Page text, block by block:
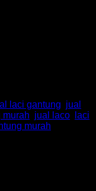
MP
laci gantung jual
murah jual laco
laci
murah